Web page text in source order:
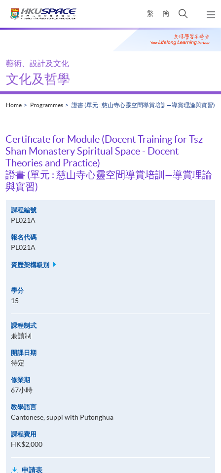
繁 簡
Open
search
panel
Main
藝術、設計及文化
文化及哲學
Home Programmes 證書 (單元 : 慈山寺心靈空間導賞培訓—導賞理論與實習)
Certificate for Module (Docent Training for Tsz
Shan Monastery Spiritual Space - Docent
Theories and Practice)
證書 (單元 : 慈山寺心靈空間導賞培訓—導賞理論
與實習)
課程編號
PL021A
報名代碼
PL021A
資歷架構級別
學分
15
課程制式
兼讀制
開課日期
待定
修業期
67小時
教學語言
Cantonese, suppl with Putonghua
課程費用
HK$2,000
申請表